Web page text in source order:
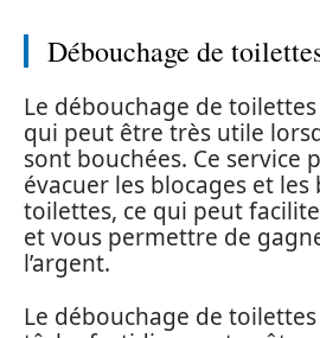
Débouchage de
Le débouchage de
qui peut être très utile
sont bouchées. Ce service
évacuer les blocages et
toilettes, ce qui peut
et vous permettre de
l’argent.
Le débouchage de